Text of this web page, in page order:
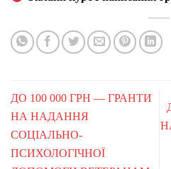
ДО 100 000 ГРН — ГРАНТИ
НА НАДАННЯ
СОЦІАЛЬНО-
ПСИХОЛОГІЧНОЇ